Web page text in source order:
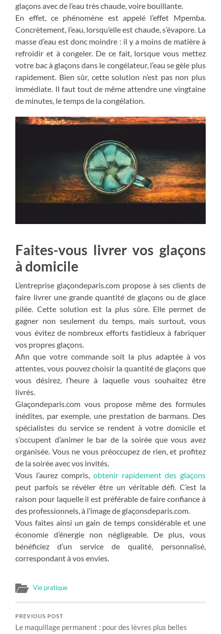
glaçons avec de l’eau très chaude, voire bouillante.
En effet, ce phénomène est appelé l’effet Mpemba.
Concrètement, l’eau, lorsqu’elle est chaude, s’évapore. La
masse d’eau est donc moindre : il y a moins de matière à
refroidir et à congeler. De ce fait, lorsque vous mettez
votre bac à glaçons dans le congélateur, l’eau se gèle plus
rapidement. Bien sûr, cette solution n’est pas non plus
immédiate. Il faut tout de même attendre une vingtaine
de minutes, le temps de la congélation.
Faites-vous livrer vos glaçons
à domicile
L’entreprise glaçondeparis.com propose à ses clients de
faire livrer une grande quantité de glaçons ou de glace
pilée. Cette solution est la plus sûre. Elle permet de
gagner non seulement du temps, mais surtout, vous
vous évitez de nombreux efforts fastidieux à fabriquer
vos propres glaçons.
Afin que votre commande soit la plus adaptée à vos
attentes, vous pouvez choisir la quantité de glaçons que
vous désirez, l’heure à laquelle vous souhaitez être
livrés.
Glaçondeparis.com vous propose même des formules
inédites, par exemple, une prestation de barmans. Des
spécialistes du service se rendent à votre domicile et
s’occupent d’animer le bar de la soirée que vous avez
organisée. Vous ne vous préoccupez de rien, et profitez
de la soirée avec vos invités.
Vous l’aurez compris, obtenir rapidement des glaçons
peut parfois se révéler être un véritable défi. C’est la
raison pour laquelle il est préférable de faire confiance à
des professionnels, à l’image de glaçonsdeparis.com.
Vous faites ainsi un gain de temps considérable et une
économie d’énergie non négligeable. De plus, vous
bénéficiez d’un service de qualité, personnalisé,
correspondant à vos envies.
Vie pratique
PREVIOUS POST
Le maquillage permanent : pour des lèvres plus belles